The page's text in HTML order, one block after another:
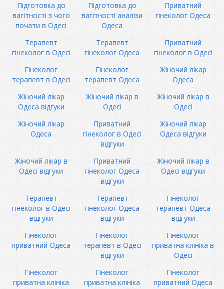
Підготовка до
вагітності з чого
почати в Одесі
Підготовка до
вагітності аналізи
Одеса
Приватний
гінеколог Одеса
Терапевт
гінеколог в Одесі
Терапевт
гінеколог Одеса
Приватний
гінеколог в Одесі
Гінеколог
терапевт в Одесі
Гінеколог
терапевт Одеса
Жіночий лікар
Одеса
Жіночий лікар
Одеса відгуки
Жіночий лікар в
Одесі
Жіночий лікар в
Одесі
Жіночий лікар
Одеса
Приватний
гінеколог в Одесі
відгуки
Жіночий лікар
Одеса відгуки
Жіночий лікар в
Одесі відгуки
Приватний
гінеколог Одеса
відгуки
Жіночий лікар в
Одесі відгуки
Терапевт
гінеколог в Одесі
відгуки
Терапевт
гінеколог Одеса
відгуки
Гінеколог
терапевт Одеса
відгуки
Гінеколог
приватний Одеса
Гінеколог
терапевт в Одесі
відгуки
Гінеколог
приватна клініка в
Одесі
Гінеколог
приватна клініка
Гінеколог
приватна клініка
Гінеколог
приватний Одеса